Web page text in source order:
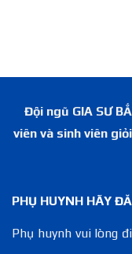
Đội ngũ GIA SƯ
viên và sinh viên
PHỤ HUYNH HÃY
Phụ huynh vui lòng